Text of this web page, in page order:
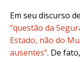
Em seu discurso
“questão da
Estado, não do
ausentes”. De